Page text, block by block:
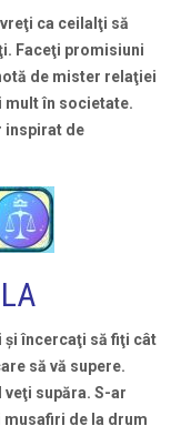
ca ceilalţi să
Faceţi promisiuni
de mister relaţiei
mult în societate.
inspirat de
şi încercaţi să fiţi cât
să vă supere.
supăra. S-ar
musafiri de la drum